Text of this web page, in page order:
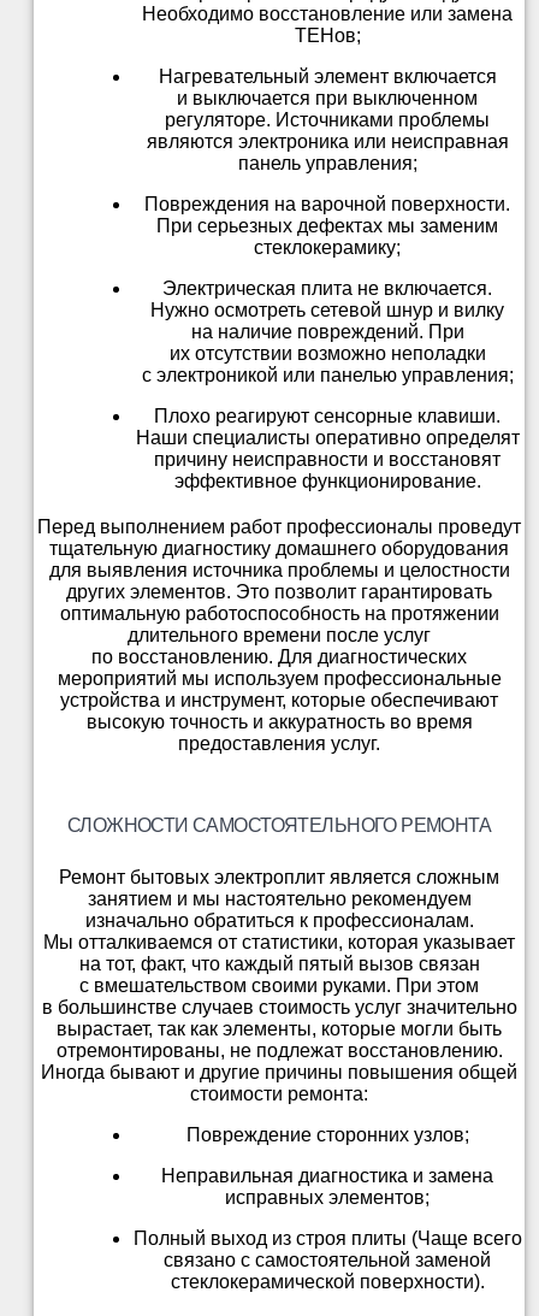
Необходимо восстановление или замена
ТЕНов;
Нагревательный элемент включается
и выключается при выключенном
регуляторе. Источниками проблемы
являются электроника или неисправная
панель управления;
Повреждения на варочной поверхности.
При серьезных дефектах мы заменим
стеклокерамику;
Электрическая плита не включается.
Нужно осмотреть сетевой шнур и вилку
на наличие повреждений. При
их отсутствии возможно неполадки
с электроникой или панелью управления;
Плохо реагируют сенсорные клавиши.
Наши специалисты оперативно определят
причину неисправности и восстановят
эффективное функционирование.
Перед выполнением работ профессионалы проведут
тщательную диагностику домашнего оборудования
для выявления источника проблемы и целостности
других элементов. Это позволит гарантировать
оптимальную работоспособность на протяжении
длительного времени после услуг
по восстановлению. Для диагностических
мероприятий мы используем профессиональные
устройства и инструмент, которые обеспечивают
высокую точность и аккуратность во время
предоставления услуг.
СЛОЖНОСТИ САМОСТОЯТЕЛЬНОГО РЕМОНТА
Ремонт бытовых электроплит является сложным
занятием и мы настоятельно рекомендуем
изначально обратиться к профессионалам.
Мы отталкиваемся от статистики, которая указывает
на тот, факт, что каждый пятый вызов связан
с вмешательством своими руками. При этом
в большинстве случаев стоимость услуг значительно
вырастает, так как элементы, которые могли быть
отремонтированы, не подлежат восстановлению.
Иногда бывают и другие причины повышения общей
стоимости ремонта:
Повреждение сторонних узлов;
Неправильная диагностика и замена
исправных элементов;
Полный выход из строя плиты (Чаще всего
связано с самостоятельной заменой
стеклокерамической поверхности).